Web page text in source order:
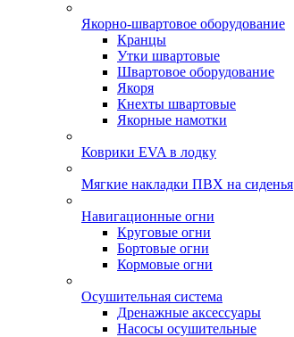
Якорно-швартовое оборудование
Кранцы
Утки швартовые
Швартовое оборудование
Якоря
Кнехты швартовые
Якорные намотки
Коврики EVA в лодку
Мягкие накладки ПВХ на сиденья
Навигационные огни
Круговые огни
Бортовые огни
Кормовые огни
Осушительная система
Дренажные аксессуары
Насосы осушительные